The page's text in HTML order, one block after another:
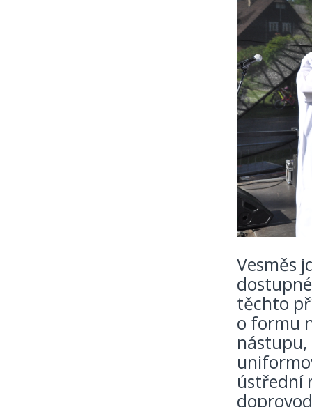
Vesměs
těchto
o formu
nástupu,
ústřední